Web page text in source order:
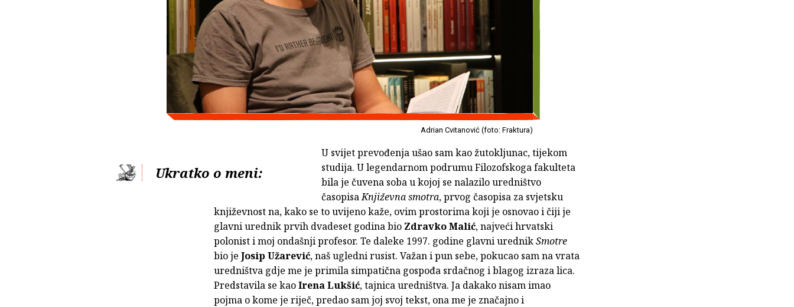
Adrian Cvitanović (foto: Fraktura)
Ukratko o meni:
U svijet prevođenja ušao sam kao žutokljunac, tijekom
studija. U legendarnom podrumu Filozofskoga fakulteta
bila je čuvena soba u kojoj se nalazilo uredništvo
časopisaKnjiževna smotra, prvog časopisa za svjetsku
književnost na, kako se to uvijeno kaže, ovim prostorima koji je osnovao i čiji je
glavni urednik prvih dvadeset godina bio Zdravko Malić, najveći hrvatski
polonist i moj ondašnji profesor. Te daleke 1997. godine glavni urednikSmotre
bio je Josip Užarević, naš ugledni rusist. Važan i pun sebe, pokucao sam na vrata
uredništva gdje me je primila simpatična gospođa srdačnog i blagog izraza lica.
Predstavila se kaoIrena Lukšić, tajnica uredništva. Ja dakako nisam imao
pojma o kome je riječ, predao sam joj svoj tekst, ona me je značajno i